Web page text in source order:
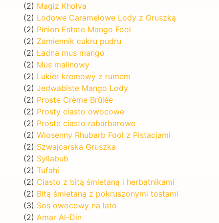
(2) Magiz Kholva
(2) Lodowe Caramelowe Lody z Gruszką
(2) Pinion Estate Mango Fool
(2) Zamiennik cukru pudru
(2) Ładna mus mango
(2) Mus malinowy
(2) Lukier kremowy z rumem
(2) Jedwabiste Mango Lody
(2) Proste Crème Brûlée
(2) Prosty ciasto owocowe
(2) Proste ciasto rabarbarowe
(2) Wiosenny Rhubarb Fool z Pistacjami
(2) Szwajcarska Gruszka
(2) Syllabub
(2) Tufahi
(2) Ciasto z bitą śmietaną i herbatnikami
(2) Bitą śmietaną z pokruszonymi tostami
(3) Sos owocowy na lato
(2) Amar Al-Din